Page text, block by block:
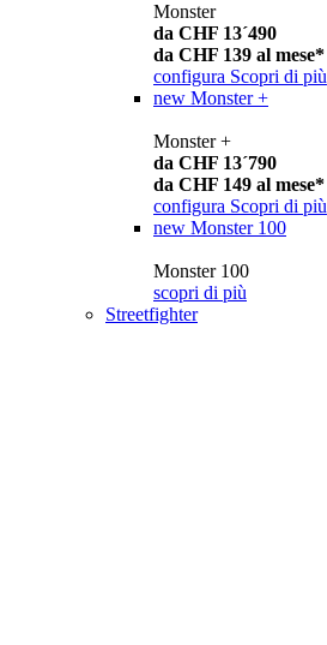
Monster
da CHF 13´490
da CHF 139 al mese*
configura Scopri di più
new Monster +
Monster +
da CHF 13´790
da CHF 149 al mese*
configura Scopri di più
new Monster 100
Monster 100
scopri di più
Streetfighter